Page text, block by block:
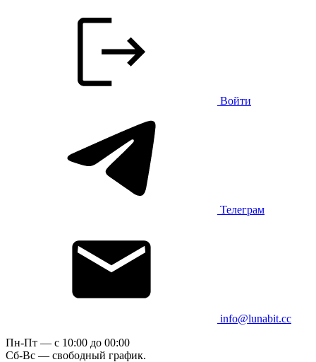
Войти
Телеграм
info@lunabit.cc
Пн-Пт — c 10:00 до 00:00
Сб-Вс — свободный график.